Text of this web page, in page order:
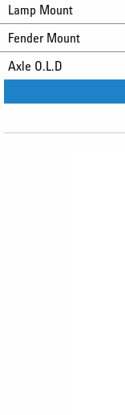
Lamp Mount
Fender Mount
Axle O.L.D